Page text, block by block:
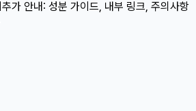
추가 안내: 성분 가이드, 내부 링크, 주의사항